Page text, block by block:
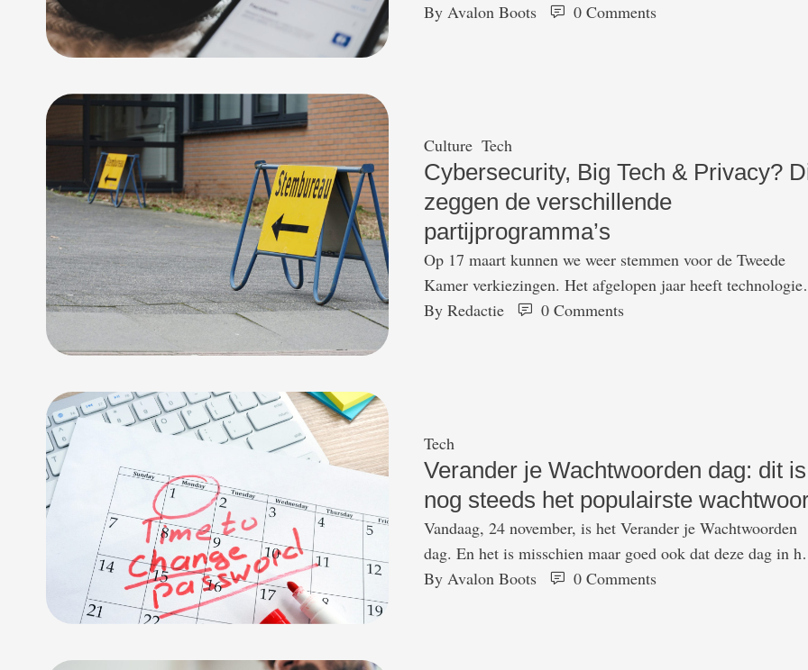
thermostaten. Maar toch blijken een hoop mensen sceptisch
By Avalon Boots 0 Comments
Culture Tech
Cybersecurity, Big Tech & Privacy?
zeggen de verschillende
partijprogramma’s
Op 17 maart kunnen we weer stemmen voor de Tweede
Kamer verkiezingen. Het afgelopen jaar heeft technologie
een grote rol gespeeld in iedereens leven. Van online school
By Redactie 0 Comments
Tech
Verander je Wachtwoorden dag: dit is
nog steeds het populairste
Vandaag, 24 november, is het Verander je Wachtwoorden
dag. En het is misschien maar goed ook dat deze dag in
leven is geroepen: voor de achtste keer op een rij is het
By Avalon Boots 0 Comments